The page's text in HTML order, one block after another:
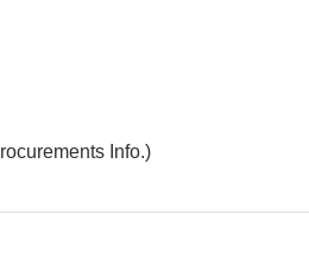
Info.)